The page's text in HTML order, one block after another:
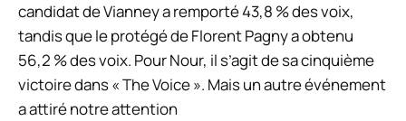
candidat de Vianney a remporté 43,8 % des voix,
tandis que le protégé de Florent Pagny a obtenu
56,2 % des voix. Pour Nour, il s’agit de sa cinquième
victoire dans « The Voice ». Mais un autre événement
a attiré notre attention